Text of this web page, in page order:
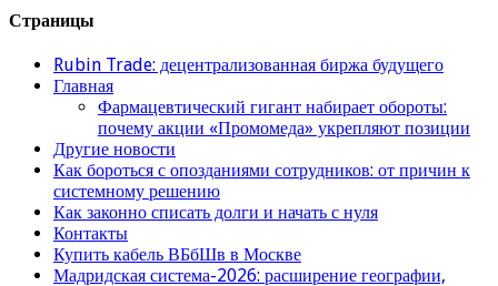
Страницы
Rubin Trade: децентрализованная биржа будущего
Главная
Фармацевтический гигант набирает обороты:
почему акции «Промомеда» укрепляют позиции
Другие новости
Как бороться с опозданиями сотрудников: от причин к
системному решению
Как законно списать долги и начать с нуля
Контакты
Купить кабель ВБбШв в Москве
Мадридская система-2026: расширение географии,